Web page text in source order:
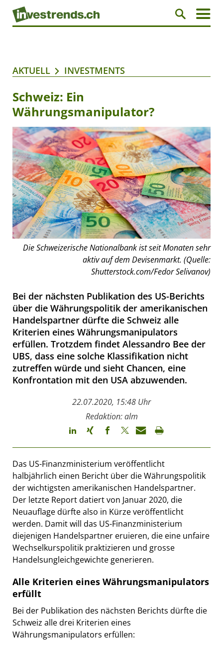
AKTUELL INVESTMENTS
Schweiz: Ein
Währungsmanipulator?
Die Schweizerische Nationalbank ist seit Monaten sehr
aktiv auf dem Devisenmarkt. (Quelle:
Shutterstock.com/Fedor Selivanov)
Bei der nächsten Publikation des US-Berichts
über die Währungspolitik der amerikanischen
Handelspartner dürfte die Schweiz alle
Kriterien eines Währungsmanipulators
erfüllen. Trotzdem findet Alessandro Bee der
UBS, dass eine solche Klassifikation nicht
zutreffen würde und sieht Chancen, eine
Konfrontation mit den USA abzuwenden.
22.07.2020, 15:48 Uhr
Redaktion: alm
Das US-Finanzministerium veröffentlicht
halbjährlich einen Bericht über die Währungspolitik
der wichtigsten amerikanischen Handelspartner.
Der letzte Report datiert von Januar 2020, die
Neuauflage dürfte also in Kürze veröffentlicht
werden. Damit will das US-Finanzministerium
diejenigen Handelspartner eruieren, die eine unfaire
Wechselkurspolitik praktizieren und grosse
Handelsungleichgewichte generieren.
Alle Kriterien eines Währungsmanipulators
erfüllt
Bei der Publikation des nächsten Berichts dürfte die
Schweiz alle drei Kriterien eines
Währungsmanipulators erfüllen: